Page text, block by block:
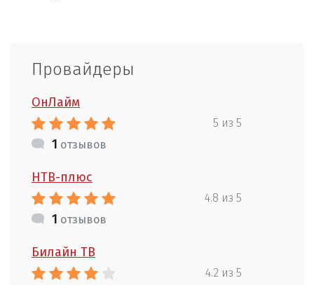
Провайдеры
ОнЛайм
5 из 5
1 отзывов
НТВ-плюс
4.8 из 5
1 отзывов
Билайн ТВ
4.2 из 5